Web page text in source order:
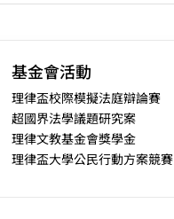
基金會活動
理律盃校際模擬法庭辯論賽
超國界法學議題研究案
理律文教基金會獎學金
理律盃大學公民行動方案競賽